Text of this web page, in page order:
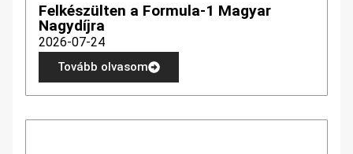
Felkészülten a Formula-1 Magyar
Nagydíjra
2026-07-24
Tovább olvasom